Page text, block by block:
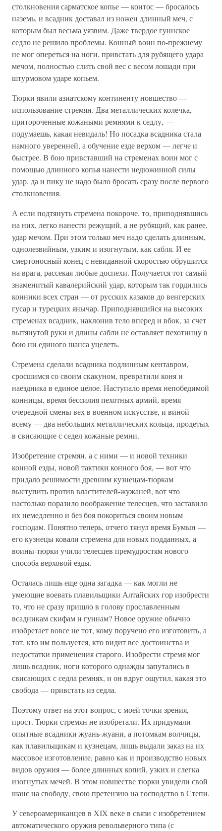
столкновения сарматское копье — контос — бросалось
наземь, и всадник доставал из ножен длинный меч, с
которым был весьма уязвим. Даже твердое гуннское
седло не решило проблемы. Конный воин по-прежнему
не мог опереться на ноги, привстать для рубящего удара
мечом, полностью слить свой вес с весом лошади при
штурмовом ударе копьем.
Тюрки явили азиатскому континенту новшество —
использование стремян. Два металлических колечка,
притороченные кожаными ремнями к седлу, —
подумаешь, какая невидаль! Но посадка всадника стала
намного уверенней, а обучение езде верхом — легче и
быстрее. В бою привставший на стременах воин мог с
помощью длинного копья нанести недюжинной силы
удар, да и пику не надо было бросать сразу после первого
столкновения.
А если подтянуть стремена покороче, то, приподнявшись
на них, легко нанести режущий, а не рубящий, как ранее,
удар мечом. При этом только меч надо сделать длинным,
однолезвийным, узким и изогнутым, как сабля. И ее
смертоносный конец с невиданной скоростью обрушится
на врага, рассекая любые доспехи. Получается тот самый
знаменитый кавалерийский удар, которым так гордились
конники всех стран — от русских казаков до венгерских
гусар и турецких янычар. Приподнявшийся на высоких
стременах всадник, наклонив тело вперед и вбок, за счет
вытянутой руки и длины сабли не оставляет пехотинцу в
бою ни единого шанса уцелеть.
Стремена сделали всадника подлинным кентавром,
сросшимся со своим скакуном, превратили коня и
наездника в единое целое. Наступало время непобедимой
конницы, время бессилия пехотных армий, время
очередной смены вех в военном искусстве, и виной
всему — два небольших металлических кольца, продетых
в свисающие с седел кожаные ремни.
Изобретение стремян, а с ними — и новой техники
конной езды, новой тактики конного боя, — вот что
придало решимости древним кузнецам-тюркам
выступить против властителей-жужаней, вот что
настолько поразило воображение телесцев, что заставило
их немедленно и без боя покориться своим новым
господам. Понятно теперь, отчего тянул время Бумын —
его кузнецы ковали стремена для новых подданных, а
воины-тюрки учили телесцев премудростям нового
способа верховой езды.
Осталась лишь еще одна загадка — как могли не
умеющие воевать плавильщики Алтайских гор изобрести
то, что не сразу пришло в голову прославленным
всадникам скифам и гуннам? Новое оружие обычно
изобретает вовсе не тот, кому поручено его изготовить, а
тот, кто им пользуется, кто видит все достоинства и
недостатки применения старого. Изобрести стремя мог
лишь всадник, ноги которого однажды запутались в
свисающих с седла ремнях, и он вдруг ощутил, какая это
свобода — привстать из седла.
Поэтому ответ на этот вопрос, с моей точки зрения,
прост. Тюрки стремян не изобретали. Их придумали
опытные всадники жуань-жуани, а потомкам волчицы,
как плавильщикам и кузнецам, лишь выдали заказ на их
массовое изготовление, равно как и производство новых
видов оружия — более длинных копий, узких и слегка
изогнутых мечей. В этом новшестве тюрки увидели свой
шанс на свободу, свою претензию на господство в Степи.
У североамериканцев в XIX веке в связи с изобретением
автоматического оружия револьверного типа (с